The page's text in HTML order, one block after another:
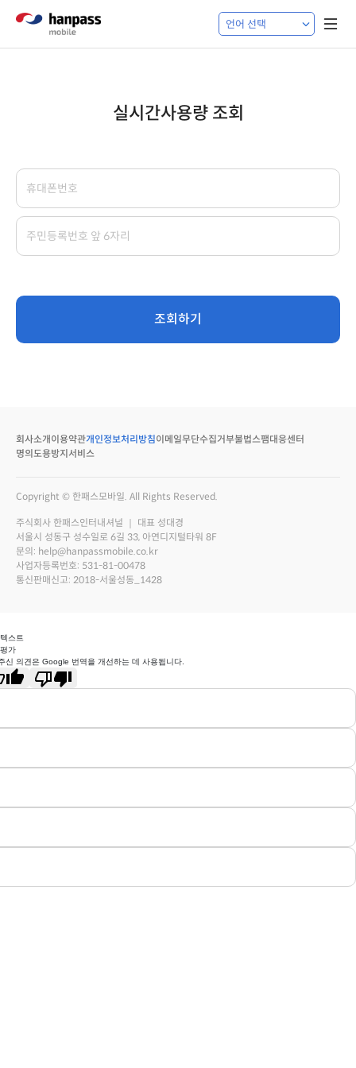
실시간사용량 조회
조회하기
회사소개 이용약관개인정보처리방침이메일무단수집거부불법스팸대응센터
명의도용방지서비스
Copyright © 한패스모바일. All Rights Reserved.
주식회사 한패스인터내셔널 ｜ 대표 성대경
서울시 성동구 성수일로 6길 33, 아연디지털타워 8F
문의: help@hanpassmobile.co.kr
사업자등록번호: 531-81-00478
통신판매신고: 2018-서울성동_1428
스트
가
신 의견은 Google 번역을 개선하는 데 사용됩니다.